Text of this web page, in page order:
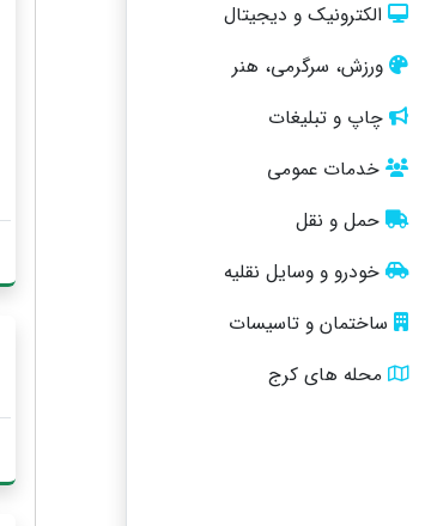
الکترونیک و دیجیتال
ورزش، سرگرمی، هنر
چاپ و تبلیغات
خدمات عمومی
حمل و نقل
خودرو و وسایل نقلیه
ساختمان و تاسیسات
محله های کرج